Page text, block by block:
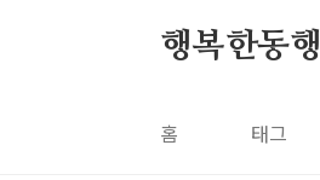
행복한동행
홈 태그